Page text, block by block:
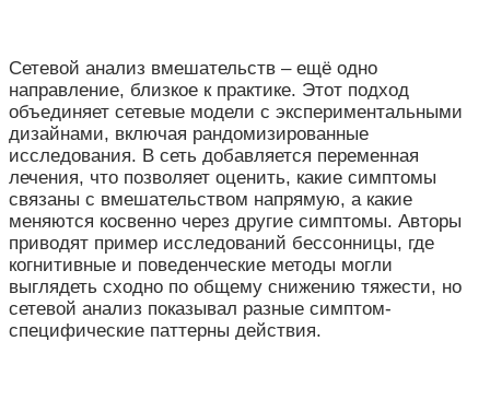
Сетевой анализ вмешательств – ещё одно
направление, близкое к практике. Этот подход
объединяет сетевые модели с экспериментальными
дизайнами, включая рандомизированные
исследования. В сеть добавляется переменная
лечения, что позволяет оценить, какие симптомы
связаны с вмешательством напрямую, а какие
меняются косвенно через другие симптомы. Авторы
приводят пример исследований бессонницы, где
когнитивные и поведенческие методы могли
выглядеть сходно по общему снижению тяжести, но
сетевой анализ показывал разные симптом-
специфические паттерны действия.